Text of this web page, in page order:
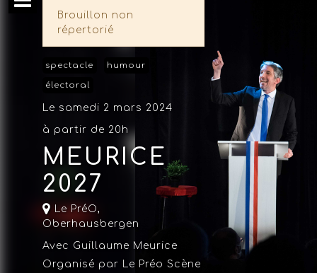
Brouillon non
répertorié
spectacle humour
électoral
Le samedi 2 mars 2024
à partir de 20h
MEURICE
2027
Le PréO,
Oberhausbergen
Avec Guillaume Meurice
Organisé par Le Préo Scène